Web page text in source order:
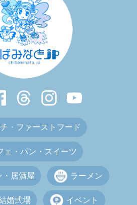
・ファーストフード
ェ・パン・スイーツ
・居酒屋 ラーメン
婚式場 イベント